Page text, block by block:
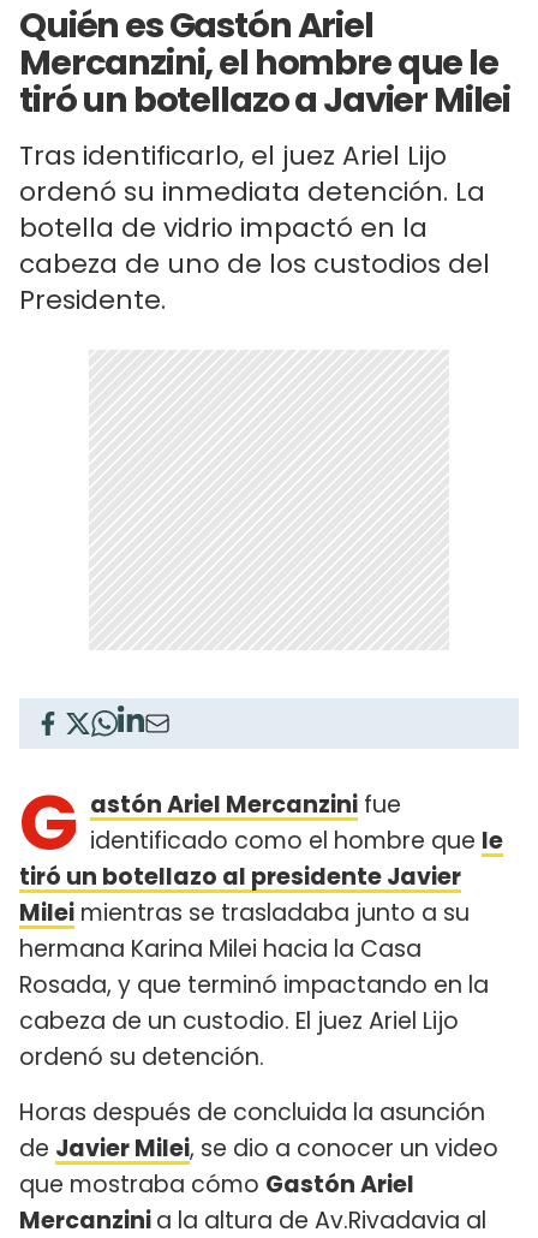
Quién es Gastón Ariel
Mercanzini, el hombre que le
tiró un botellazo a Javier Milei
Tras identificarlo, el juez Ariel Lijo
ordenó su inmediata detención. La
botella de vidrio impactó en la
cabeza de uno de los custodios del
Presidente.
G astón Ariel Mercanzini fue
identificado como el hombre que le
tiró un botellazo al presidente Javier
Milei mientras se trasladaba junto a su
hermana Karina Milei hacia la Casa
Rosada, y que terminó impactando en la
cabeza de un custodio. El juez Ariel Lijo
ordenó su detención.
Horas después de concluida la asunción
de Javier Milei, se dio a conocer un video
que mostraba cómo Gastón Ariel
Mercanzinia la altura de Av.Rivadavia al